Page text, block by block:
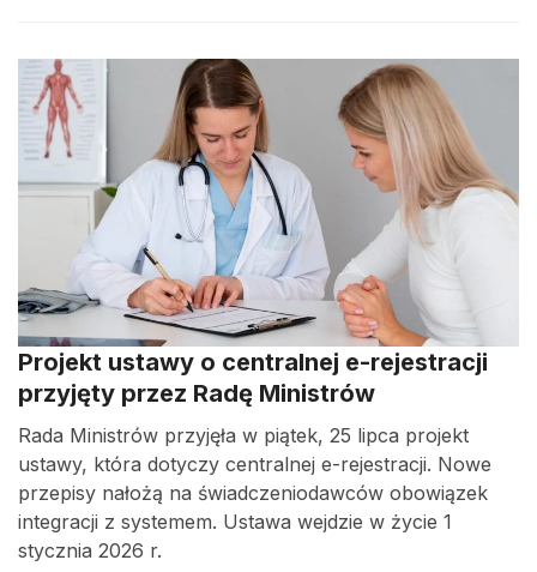
Projekt ustawy o centralnej e-rejestracji
przyjęty przez Radę Ministrów
Rada Ministrów przyjęła w piątek, 25 lipca projekt
ustawy, która dotyczy centralnej e-rejestracji. Nowe
przepisy nałożą na świadczeniodawców obowiązek
integracji z systemem. Ustawa wejdzie w życie 1
stycznia 2026 r.